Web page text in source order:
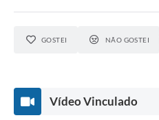
GOSTEI NÃO GOSTEI
Vídeo Vinculado